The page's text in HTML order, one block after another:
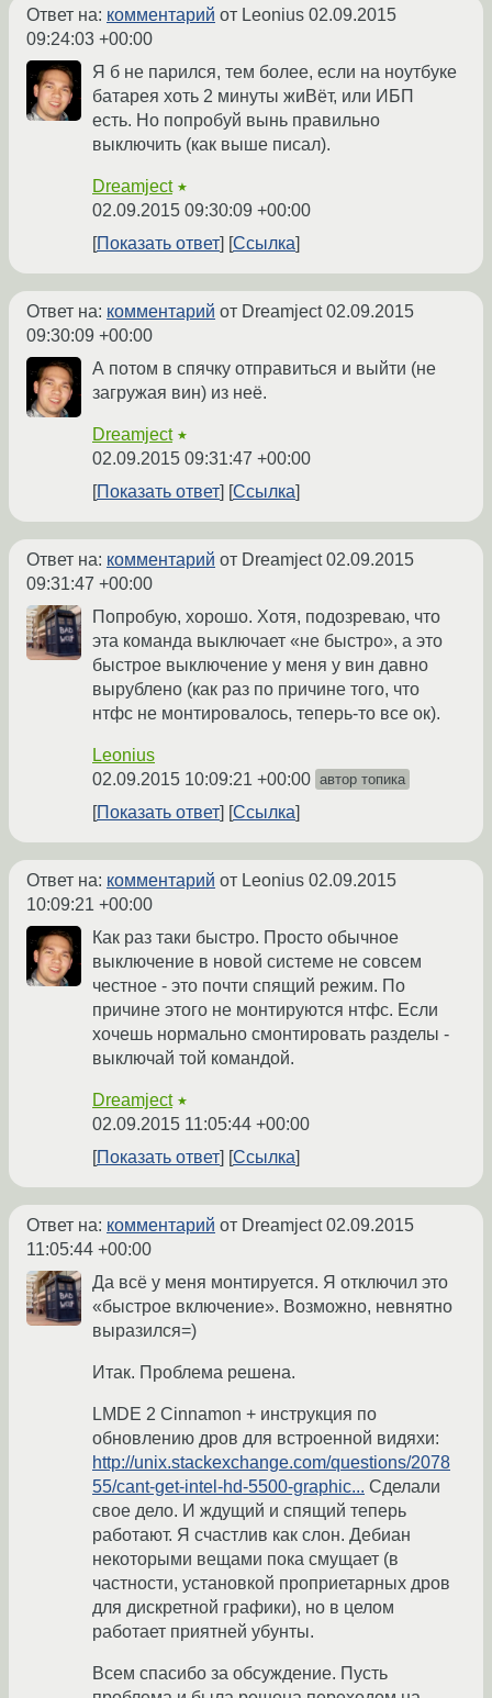
Ответ на: комментарий от Leonius 02.09.2015
09:24:03 +00:00
Я б не парился, тем более, если на ноутбуке
батарея хоть 2 минуты жиВёт, или ИБП
есть. Но попробуй вынь правильно
выключить (как выше писал).
Dreamject ★
02.09.2015 09:30:09 +00:00
Показать ответ
Ссылка
Ответ на: комментарий от Dreamject02.09.2015
09:30:09 +00:00
А потом в спячку отправиться и выйти (не
загружая вин) из неё.
Dreamject ★
02.09.2015 09:31:47 +00:00
Показать ответ
Ссылка
Ответ на: комментарий от Dreamject02.09.2015
09:31:47 +00:00
Попробую, хорошо. Хотя, подозреваю, что
эта команда выключает «не быстро», а это
быстрое выключение у меня у вин давно
вырублено (как раз по причине того, что
нтфс не монтировалось, теперь-то все ок).
Leonius
02.09.2015 10:09:21 +00:00 автор топика
Показать ответ Ссылка
Ответ на: комментарий от Leonius 02.09.2015
10:09:21 +00:00
Как раз таки быстро. Просто обычное
выключение в новой системе не совсем
честное - это почти спящий режим. По
причине этого не монтируются нтфс. Если
хочешь нормально смонтировать разделы -
выключай той командой.
Dreamject ★
02.09.2015 11:05:44 +00:00
Показать ответ
Ссылка
Ответ на: комментарий от Dreamject02.09.2015
11:05:44 +00:00
Да всё у меня монтируется. Я отключил это
«быстрое включение». Возможно, невнятно
выразился=)
Итак. Проблема решена.
LMDE 2 Cinnamon + инструкция по
обновлению дров для встроенной видяхи:
http://unix.stackexchange.com/questions/2078
55/cant-get-intel-hd-5500-graphic... Сделали
свое дело. И ждущий и спящий теперь
работают. Я счастлив как слон. Дебиан
некоторыми вещами пока смущает (в
частности, установкой проприетарных дров
для дискретной графики), но в целом
работает приятней убунты.
Всем спасибо за обсуждение. Пусть